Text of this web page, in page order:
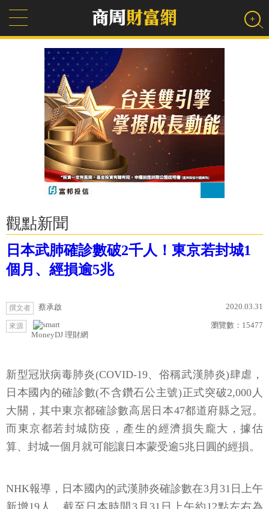
觀點新聞
日本武肺確診數破2千人！東京若封城1
個月、經損逾5兆
撰文者 蔡承啟 2020.03.31
來源
MoneyDJ 理財網
瀏覽數： 15477
新型冠狀病毒肺炎(COVID-19、俗稱武漢肺炎)肆虐，
日本國內的確診數(不含鑽石公主號)正式突破2,000人
大關，其中東京都確診數高居日本47都道府縣之冠。
而東京都若封城防疫，產生的經濟損失龐大，據估
算、封城一個月就可能讓日本蒙受逾5兆日圓的經損。
NHK報導，日本國內的武漢肺炎確診數在3月31日上午
新增19人，截至日本時間3月31日上午約12點左右為